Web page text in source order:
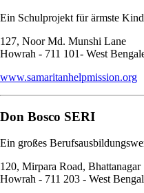
Ein Schulprojekt für ärmste
127, Noor Md. Munshi Lane
Howrah - 711 101- West
www.samaritanhelpmission.org
Don Bosco SERI
Ein großes
120, Mirpara Road, Bhattanagar
Howrah - 711 203 - West